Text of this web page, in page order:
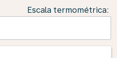
Escala termométrica: